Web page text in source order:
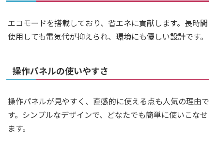
エコモードを搭載しており、省エネに貢献します。長時間
使用しても電気代が抑えられ、環境にも優しい設計です。
操作パネルの使いやすさ
操作パネルが見やすく、直感的に使える点も人気の理由で
す。シンプルなデザインで、どなたでも簡単に使いこなせ
ます。